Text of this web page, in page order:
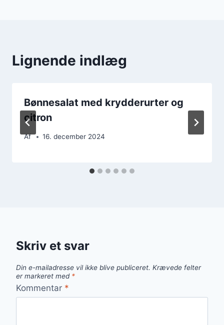
Lignende indlæg
Bønnesalat med krydderurter og
citron
Af 16. december 2024
Skriv et svar
Din e-mailadresse vil ikke blive publiceret. Krævede felter
er markeret med *
Kommentar *